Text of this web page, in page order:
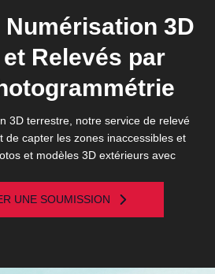
3D
Relevés par
3D terrestre, notre service de relevé
de capter les zones inaccessibles et
et modèles 3D extérieurs avec
UNE SOUMISSION